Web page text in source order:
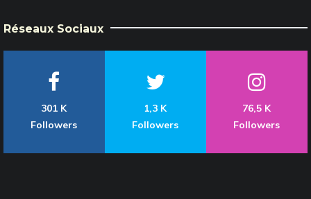
Réseaux Sociaux
301 K
Followers
1,3 K
Followers
76,5 K
Followers